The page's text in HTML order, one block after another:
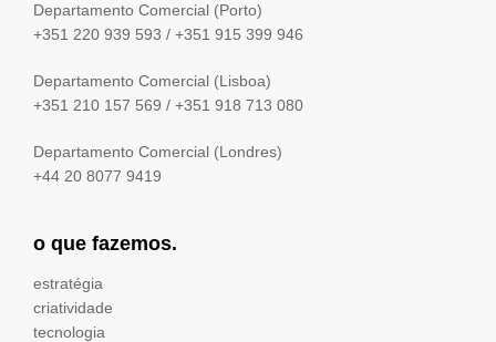
Departamento Comercial (Porto)
+351 220 939 593 / +351 915 399 946
Departamento Comercial (Lisboa)
+351 210 157 569 / +351 918 713 080
Departamento Comercial (Londres)
+44 20 8077 9419
o que fazemos.
estratégia
criatividade
tecnologia